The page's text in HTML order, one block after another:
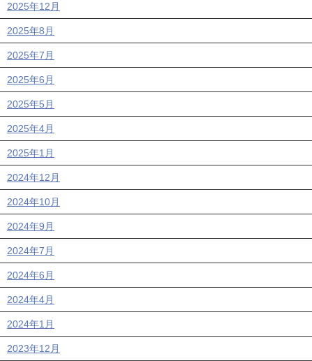
2025年12月
2025年8月
2025年7月
2025年6月
2025年5月
2025年4月
2025年1月
2024年12月
2024年10月
2024年9月
2024年7月
2024年6月
2024年4月
2024年1月
2023年12月